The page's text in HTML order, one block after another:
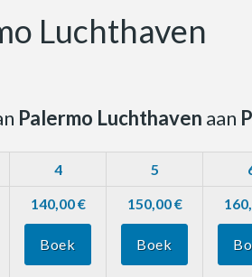
Luchthaven
Palermo Luchthaven aan
4 5
140,00 €
Boek
150,00 €
Boek